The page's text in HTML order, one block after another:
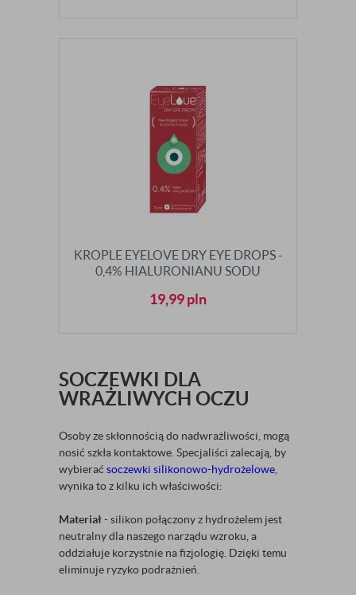
KROPLE EYELOVE DRY EYE DROPS -
0,4% HIALURONIANU SODU
19,99pln
SOCZEWKI DLA
WRAŻLIWYCH OCZU
Osoby ze skłonnością do nadwrażliwości, mogą
nosić szkła kontaktowe. Specjaliści zalecają, by
wybierać soczewki silikonowo-hydrożelowe
wynika to z kilku ich właściwości:
Materiał- silikon połączony z hydrożelem jest
neutralny dla naszego narządu wzroku, a
oddziałuje korzystnie na fizjologię. Dzięki temu
eliminuje ryzyko podrażnień.